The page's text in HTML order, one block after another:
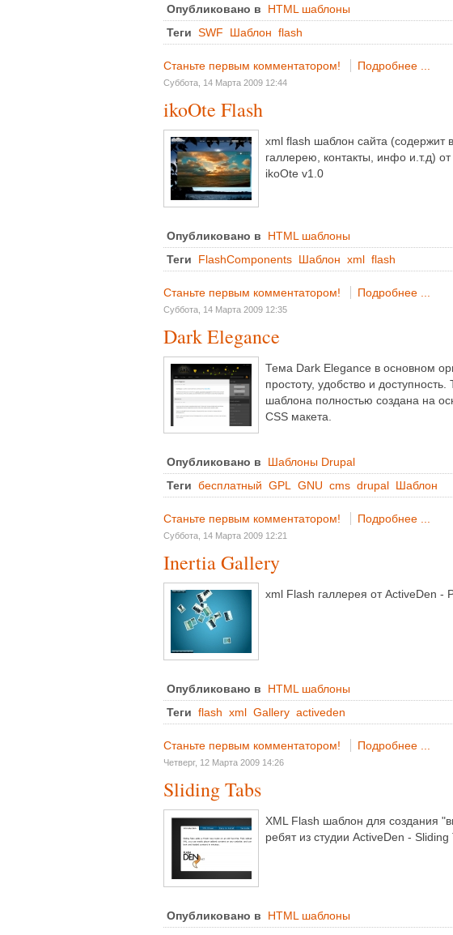
Опубликовано в
HTML шаблоны
Теги SWF Шаблон flash
Станьте первым комментатором! Подробнее ...
Суббота, 14 Марта 2009 12:44
ikoOte Flash
xml flash шаблон сайта (содержит
галлерею, контакты, инфо и.т.д)
ikoOte v1.0
Опубликовано в
HTML шаблоны
Теги
FlashComponents Шаблон xml flash
Станьте первым комментатором! Подробнее ...
Суббота, 14 Марта 2009 12:35
Dark Elegance
Тема Dark Elegance в основном
простоту, удобство и
шаблона полностью создана на
CSS макета.
Опубликовано в
Шаблоны Drupal
Теги бесплатный GPL GNU cms drupal Шаблон
Станьте первым комментатором! Подробнее ...
Суббота, 14 Марта 2009 12:21
Inertia Gallery
xml Flash галлерея от ActiveDen -
Опубликовано в
HTML шаблоны
Теги flash xml Gallery activeden
Станьте первым комментатором! Подробнее ...
Четверг, 12 Марта 2009 14:26
Sliding Tabs
XML Flash шаблон для создания
ребят из студии ActiveDen -
Опубликовано в
HTML шаблоны